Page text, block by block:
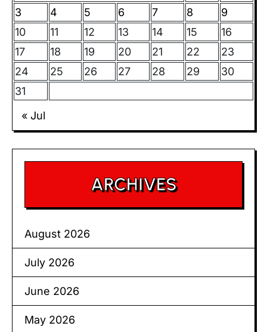
3 4 5 6 7 8
9
10
11 12 13 14 15
16
17
18 19 20 21 22
23
24
25 26 27 28 29
30
31
« Jul
ARCHIVES
August 2026
July 2026
June 2026
May 2026